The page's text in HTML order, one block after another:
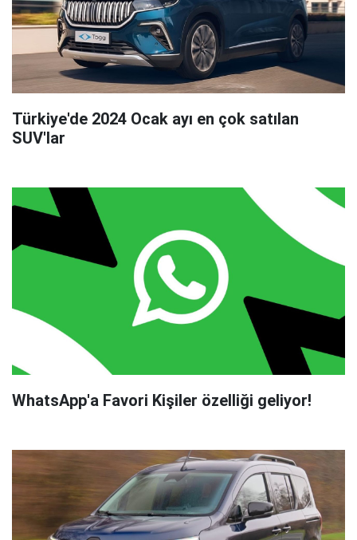
Türkiye'de 2024 Ocak ayı en çok satılan
SUV'lar
WhatsApp'a Favori Kişiler özelliği geliyor!